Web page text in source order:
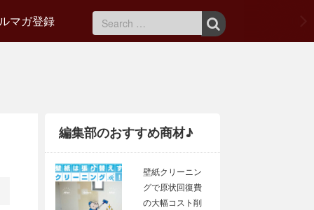
マガ登録
編集部のおすすめ商材♪
壁紙クリーニン
グで原状回復費
の大幅コスト削